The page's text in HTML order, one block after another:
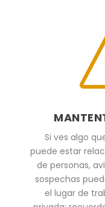
Si ves algo
puede estar
de personas,
sospechas
el lugar de